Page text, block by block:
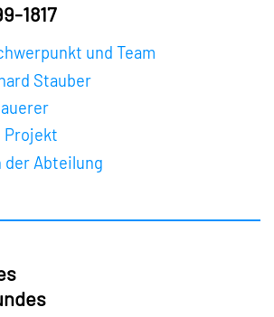
1817
und Team
Stauber
Projekt
der Abteilung